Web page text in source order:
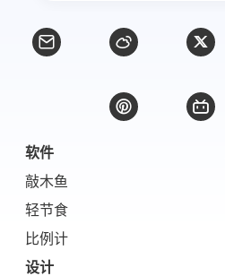
软件
敲木鱼
轻节食
比例计
设计